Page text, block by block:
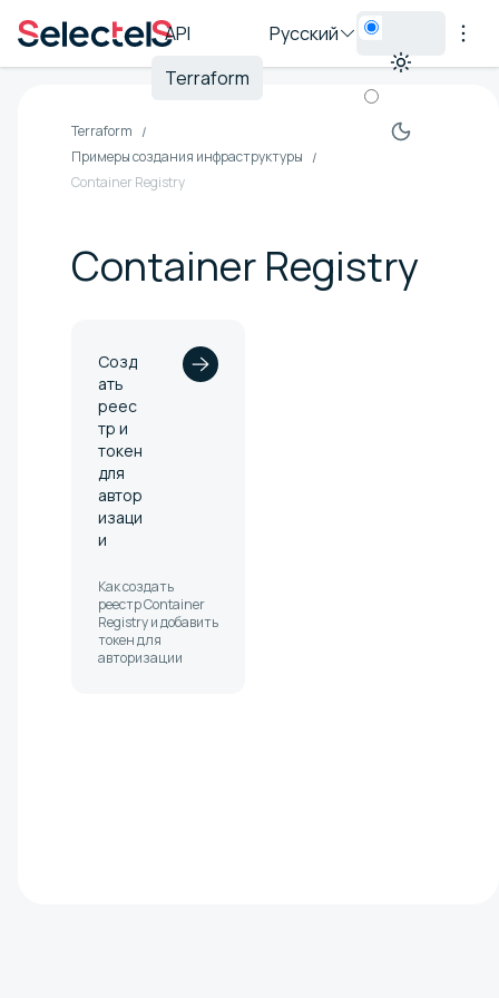
API
Terraform
Русский
Terraform
Примеры создания инфраструктуры
Container Registry
Container Registry
Созд
ать
реес
тр и
токен
для
автор
изаци
и
Как создать
реестр Container
Registry и добавить
токен для
авторизации